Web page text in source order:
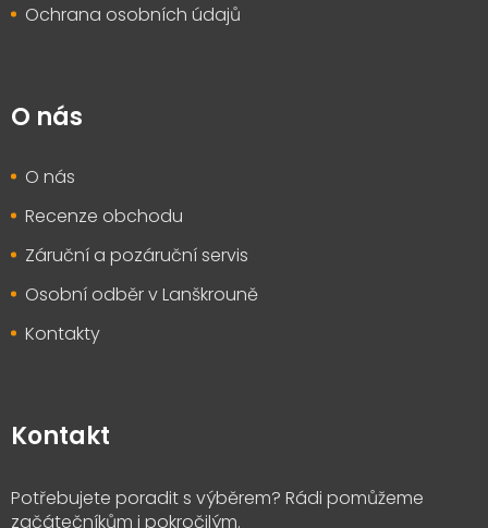
Ochrana osobních údajů
O nás
O nás
Recenze obchodu
Záruční a pozáruční servis
Osobní odběr v Lanškrouně
Kontakty
Kontakt